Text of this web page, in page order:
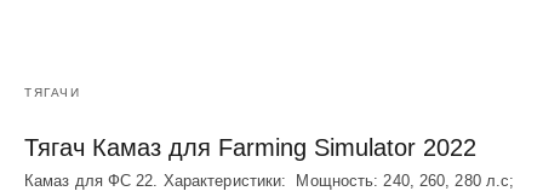
ТЯГАЧИ
Тягач Камаз для Farming Simulator 2022
Камаз для ФС 22. Характеристики: Мощность: 240, 260, 280 л.с;